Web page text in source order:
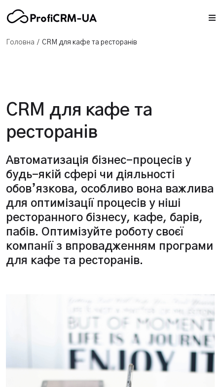
Головна / CRM для кафе та ресторанів
CRM для кафе та
ресторанів
Автоматизація бізнес-процесів у
будь-якій сфері чи діяльності
обов’язкова, особливо вона важлива
для оптимізації процесів у ніші
ресторанного бізнесу, кафе, барів,
пабів. Оптимізуйте роботу своєї
компанії з впровадженням програми
для кафе та ресторанів.